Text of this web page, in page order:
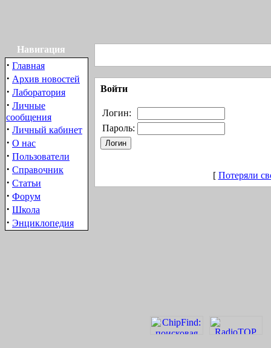
Навигация
· Главная
· Архив новостей
· Лаборатория
· Личные
сообщения
· Личный кабинет
· О нас
· Пользователи
· Справочник
· Статьи
· Форум
· Школа
· Энциклопедия
Войти
Логин:
Пароль:
[ Потеряли